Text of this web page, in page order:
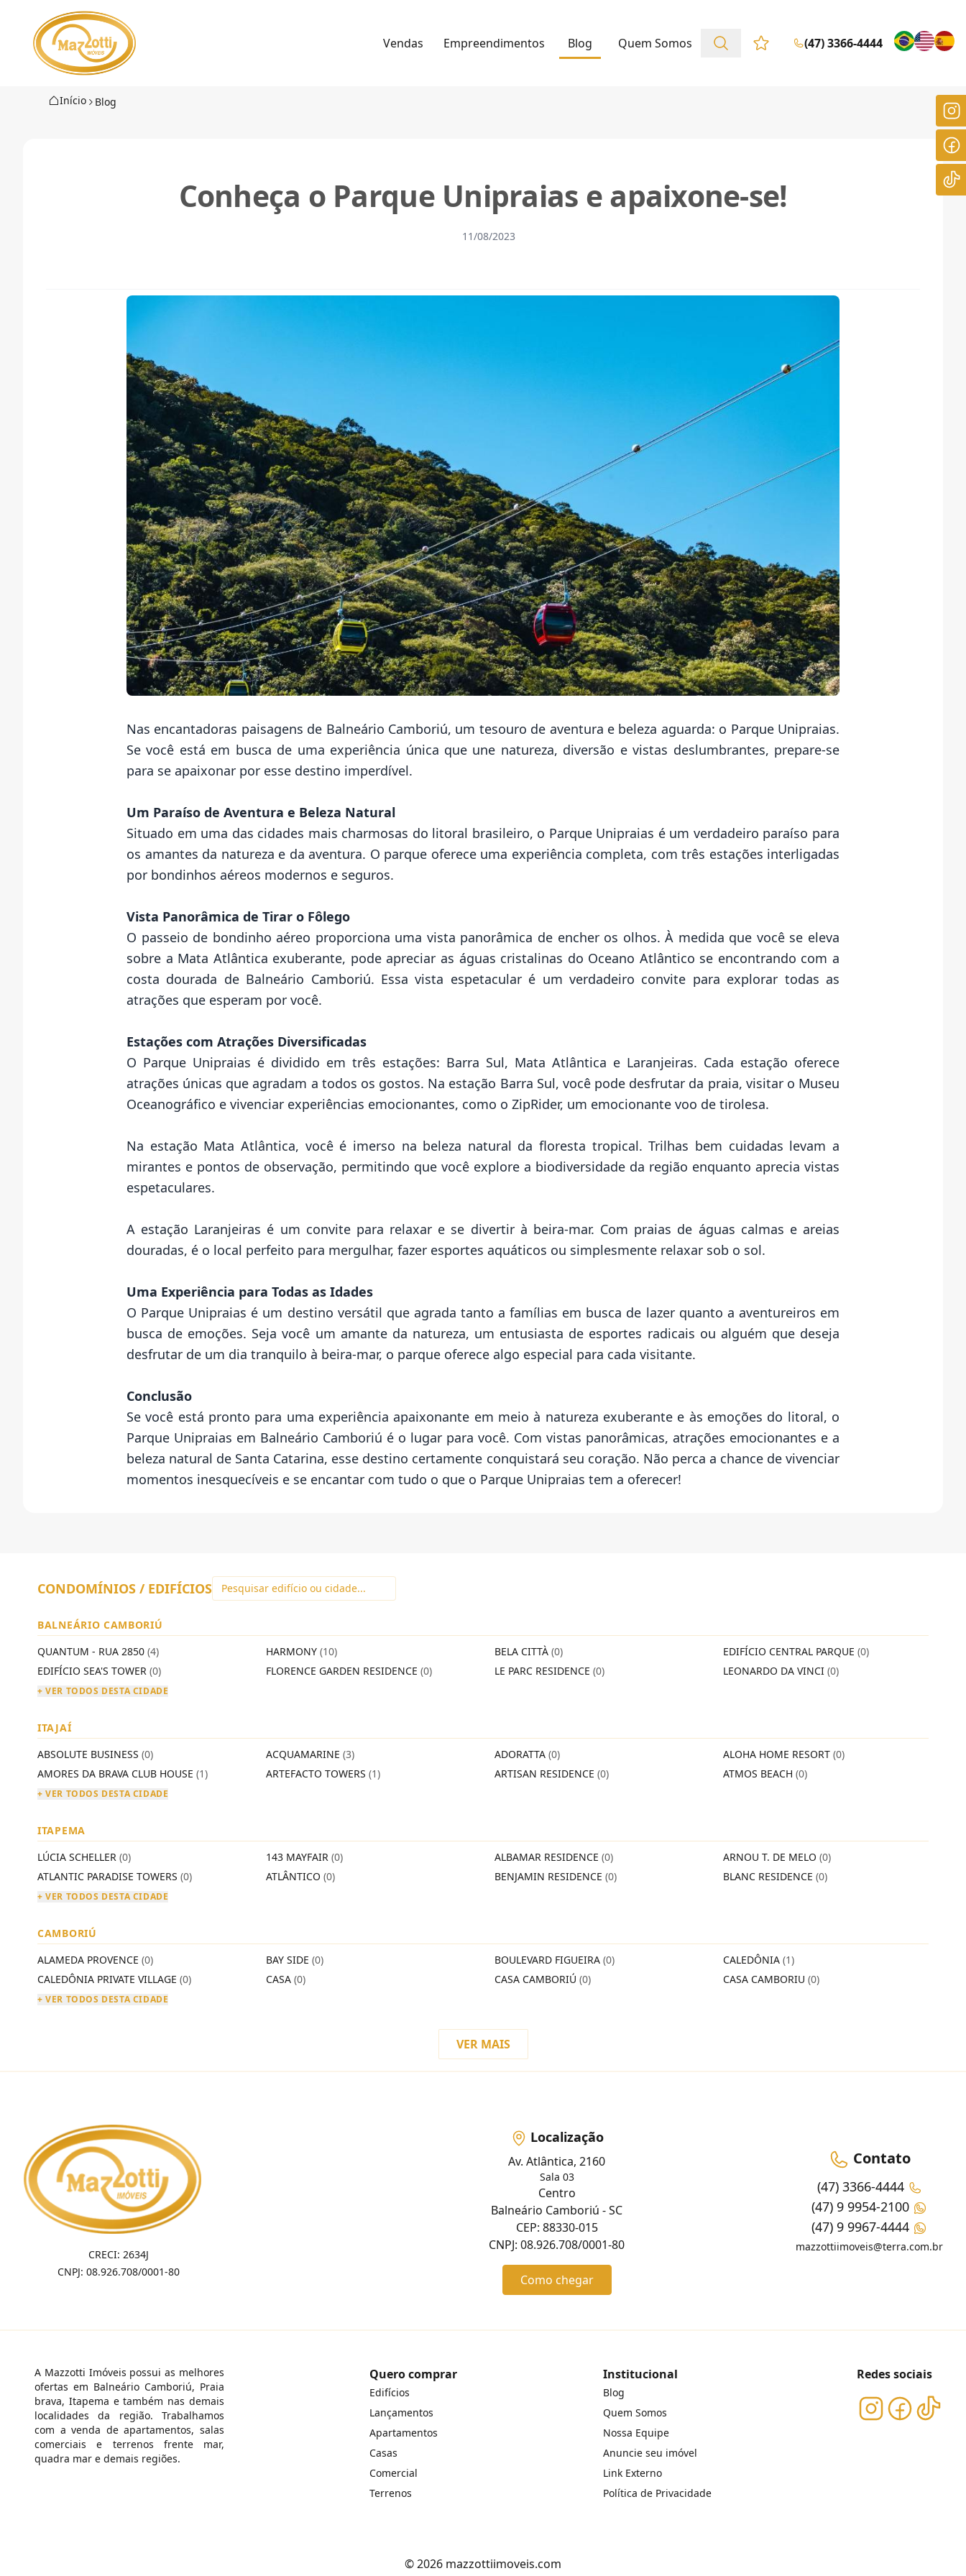
Vendas Empreendimentos Blog Quem Somos Favoritos (0 itens)
(47) 3366-4444
Início Blog
Conheça o Parque Unipraias e apaixone-se!
11/08/2023
Nas encantadoras paisagens de Balneário Camboriú, um tesouro de aventura e beleza aguarda: o Parque Unipraias.
Se você está em busca de uma experiência única que une natureza, diversão e vistas deslumbrantes, prepare-se
para se apaixonar por esse destino imperdível.
Um Paraíso de Aventura e Beleza Natural
Situado em uma das cidades mais charmosas do litoral brasileiro, o Parque Unipraias é um verdadeiro paraíso para
os amantes da natureza e da aventura. O parque oferece uma experiência completa, com três estações interligadas
por bondinhos aéreos modernos e seguros.
Vista Panorâmica de Tirar o Fôlego
O passeio de bondinho aéreo proporciona uma vista panorâmica de encher os olhos. À medida que você se eleva
sobre a Mata Atlântica exuberante, pode apreciar as águas cristalinas do Oceano Atlântico se encontrando com a
costa dourada de Balneário Camboriú. Essa vista espetacular é um verdadeiro convite para explorar todas as
atrações que esperam por você.
Estações com Atrações Diversificadas
O Parque Unipraias é dividido em três estações: Barra Sul, Mata Atlântica e Laranjeiras. Cada estação oferece
atrações únicas que agradam a todos os gostos. Na estação Barra Sul, você pode desfrutar da praia, visitar o Museu
Oceanográfico e vivenciar experiências emocionantes, como o ZipRider, um emocionante voo de tirolesa.
Na estação Mata Atlântica, você é imerso na beleza natural da floresta tropical. Trilhas bem cuidadas levam a
mirantes e pontos de observação, permitindo que você explore a biodiversidade da região enquanto aprecia vistas
espetaculares.
A estação Laranjeiras é um convite para relaxar e se divertir à beira-mar. Com praias de águas calmas e areias
douradas, é o local perfeito para mergulhar, fazer esportes aquáticos ou simplesmente relaxar sob o sol.
Uma Experiência para Todas as Idades
O Parque Unipraias é um destino versátil que agrada tanto a famílias em busca de lazer quanto a aventureiros em
busca de emoções. Seja você um amante da natureza, um entusiasta de esportes radicais ou alguém que deseja
desfrutar de um dia tranquilo à beira-mar, o parque oferece algo especial para cada visitante.
Conclusão
Se você está pronto para uma experiência apaixonante em meio à natureza exuberante e às emoções do litoral, o
Parque Unipraias em Balneário Camboriú é o lugar para você. Com vistas panorâmicas, atrações emocionantes e a
beleza natural de Santa Catarina, esse destino certamente conquistará seu coração. Não perca a chance de vivenciar
momentos inesquecíveis e se encantar com tudo o que o Parque Unipraias tem a oferecer!
CONDOMÍNIOS / EDIFÍCIOS
BALNEÁRIO CAMBORIÚ
QUANTUM - RUA 2850 (4) HARMONY (10) BELA CITTÀ (0) EDIFÍCIO CENTRAL PARQUE (0)
EDIFÍCIO SEA'S TOWER (0) FLORENCE GARDEN RESIDENCE (0) LE PARC RESIDENCE (0) LEONARDO DA VINCI (0)
+ VER TODOS DESTA CIDADE
ITAJAÍ
ABSOLUTE BUSINESS (0) ACQUAMARINE (3) ADORATTA (0) ALOHA HOME RESORT (0)
AMORES DA BRAVA CLUB HOUSE (1) ARTEFACTO TOWERS (1) ARTISAN RESIDENCE (0) ATMOS BEACH (0)
+ VER TODOS DESTA CIDADE
ITAPEMA
LÚCIA SCHELLER (0) 143 MAYFAIR (0) ALBAMAR RESIDENCE (0) ARNOU T. DE MELO (0)
ATLANTIC PARADISE TOWERS (0) ATLÂNTICO (0) BENJAMIN RESIDENCE (0) BLANC RESIDENCE (0)
+ VER TODOS DESTA CIDADE
CAMBORIÚ
ALAMEDA PROVENCE (0) BAY SIDE (0) BOULEVARD FIGUEIRA (0) CALEDÔNIA (1)
CALEDÔNIA PRIVATE VILLAGE (0) CASA (0) CASA CAMBORIÚ (0) CASA CAMBORIU (0)
+ VER TODOS DESTA CIDADE
VER MAIS
CRECI: 2634J
CNPJ: 08.926.708/0001-80
Localização
Av. Atlântica, 2160
Sala 03
Centro
Balneário Camboriú - SC
CEP: 88330-015
CNPJ: 08.926.708/0001-80
Como chegar
Contato
(47) 3366-4444
(47) 9 9954-2100
(47) 9 9967-4444
mazzottiimoveis@terra.com.br
A Mazzotti Imóveis possui as melhores
ofertas em Balneário Camboriú, Praia
brava, Itapema e também nas demais
localidades da região. Trabalhamos
com a venda de apartamentos, salas
comerciais e terrenos frente mar,
quadra mar e demais regiões.
Quero comprar
Edifícios
Lançamentos
Apartamentos
Casas
Comercial
Terrenos
Institucional
Blog
Quem Somos
Nossa Equipe
Anuncie seu imóvel
Link Externo
Política de Privacidade
Redes sociais
© 2026 mazzottiimoveis.com